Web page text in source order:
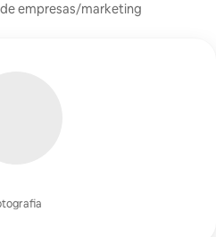
empresas/marketing